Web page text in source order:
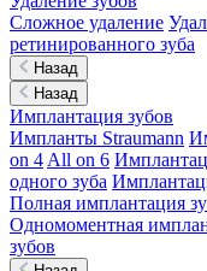
Сложное удаление
ретинированного зуба
Назад
Назад
Имплантация зубов
Импланты Straumann
on 4 All on 6
одного зуба
Полная имплантация
Одномоментная
зубов